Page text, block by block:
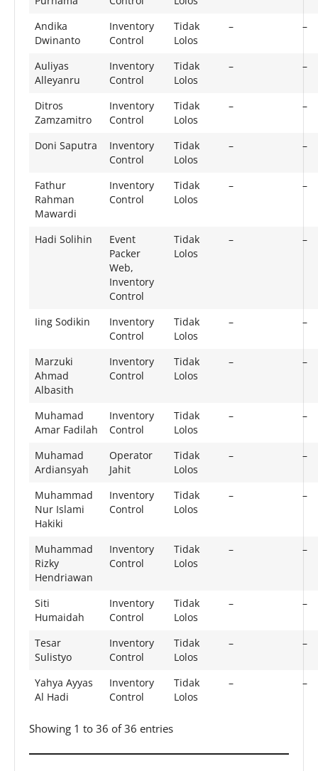
Andika
Dwinanto
Inventory
Control
Tidak
Lolos
– –
Auliyas
Alleyanru
Inventory
Control
Tidak
Lolos
– –
Ditros
Zamzamitro
Inventory
Control
Tidak
Lolos
– –
Doni Saputra
Inventory
Control
Tidak
Lolos
– –
Fathur
Rahman
Mawardi
Inventory
Control
Tidak
Lolos
– –
Hadi Solihin
Event
Packer
Web,
Inventory
Control
Tidak
Lolos
– –
Iing Sodikin
Inventory
Control
Tidak
Lolos
– –
Marzuki
Ahmad
Albasith
Inventory
Control
Tidak
Lolos
– –
Muhamad
Amar Fadilah
Inventory
Control
Tidak
Lolos
– –
Muhamad
Ardiansyah
Operator
Jahit
Tidak
Lolos
– –
Muhammad
Nur Islami
Hakiki
Inventory
Control
Tidak
Lolos
– –
Muhammad
Rizky
Hendriawan
Inventory
Control
Tidak
Lolos
– –
Siti
Humaidah
Inventory
Control
Tidak
Lolos
– –
Tesar
Sulistyo
Inventory
Control
Tidak
Lolos
– –
Yahya Ayyas
Al Hadi
Inventory
Control
Tidak
Lolos
– –
Showing 1 to 36 of 36 entries